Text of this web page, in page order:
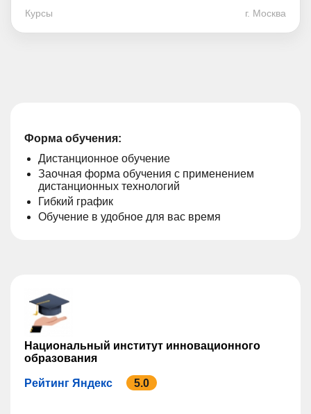
Курсы г. Москва
Форма обучения:
Дистанционное обучение
Заочная форма обучения с применением
дистанционных технологий
Гибкий график
Обучение в удобное для вас время
Национальный институт инновационного
образования
Рейтинг Яндекс 5.0